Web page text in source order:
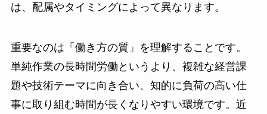
は、配属やタイミングによって異なります。
重要なのは「働き方の質」を理解することです。
単純作業の長時間労働というより、複雑な経営課
題や技術テーマに向き合い、知的に負荷の高い仕
事に取り組む時間が長くなりやすい環境です。近